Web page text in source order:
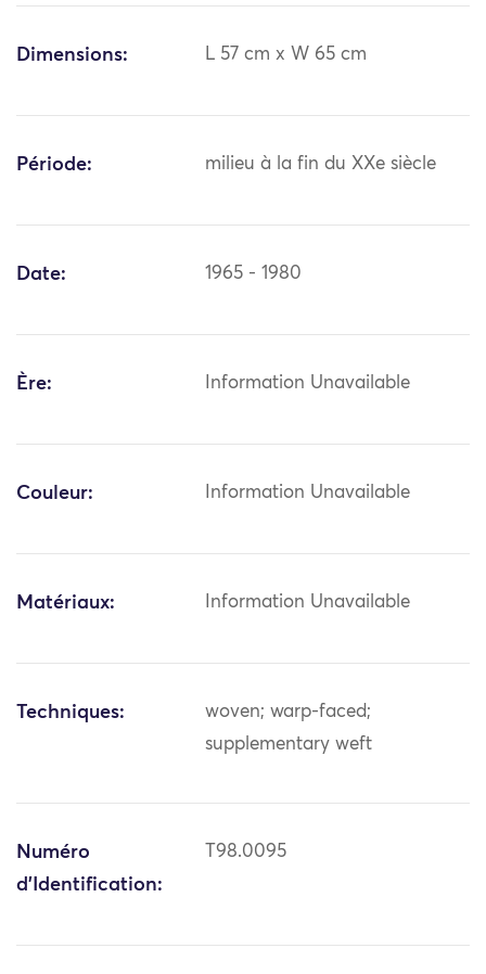
Dimensions: L 57 cm x W 65 cm
Période: milieu à la fin du XXe siècle
Date: 1965 - 1980
Ère: Information Unavailable
Couleur: Information Unavailable
Matériaux: Information Unavailable
Techniques:
woven; warp-faced;
supplementary weft
Numéro
d'Identification:
T98.0095